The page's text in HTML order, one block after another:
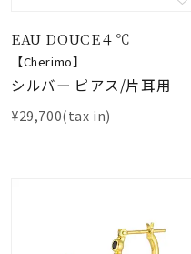
EAU DOUCE４℃
【Cherimo】
シルバー ピアス/片耳用
¥29,700(tax in)